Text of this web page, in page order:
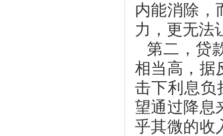
内能消除，
力，更无法
第二，贷
相当高，据
击下利息负
望通过降息
乎其微的收